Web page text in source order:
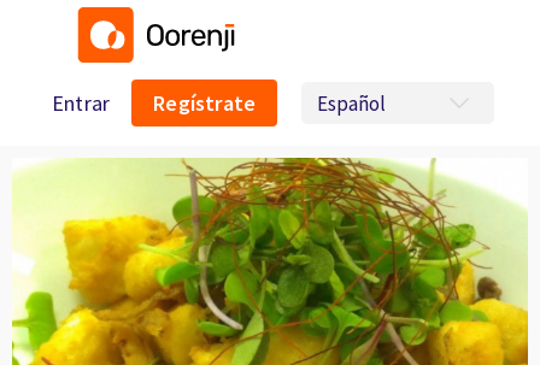
Entrar Regístrate